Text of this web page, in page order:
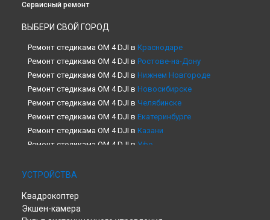
Сервисный ремонт
ВЫБЕРИ СВОЙ ГОРОД
Ремонт стедикама OM 4 DJI в Краснодаре
Ремонт стедикама OM 4 DJI в Ростове-на-Дону
Ремонт стедикама OM 4 DJI в Нижнем Новгороде
Ремонт стедикама OM 4 DJI в Новосибирске
Ремонт стедикама OM 4 DJI в Челябинске
Ремонт стедикама OM 4 DJI в Екатеринбурге
Ремонт стедикама OM 4 DJI в Казани
Ремонт стедикама OM 4 DJI в Уфе
Ремонт стедикама OM 4 DJI в
Ремонт стедикама OM 4 DJI в
Ремонт стедикама OM 4 DJI в
УСТРОЙСТВА
Квадрокоптер
Экшен-камера